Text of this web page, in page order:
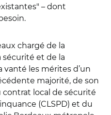
– dont
chargé de la
et de la
les mérites d’un
majorité, de son
local de sécurité
(CLSPD) et du